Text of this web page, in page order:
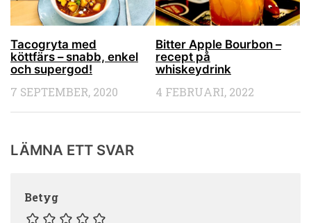
Tacogryta med
köttfärs – snabb, enkel
och supergod!
7 SEPTEMBER, 2020
Bitter Apple Bourbon –
recept på
whiskeydrink
4 FEBRUARI, 2022
LÄMNA ETT SVAR
Betyg